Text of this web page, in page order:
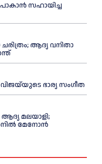
സഹായിച്ച
ആദ്യ വനിതാ
ഭാര്യ സംഗീത
മലയാളി;
മേനോൻ